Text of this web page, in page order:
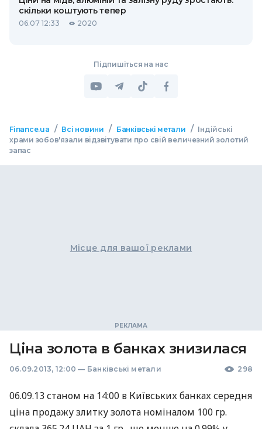
скільки коштують тепер
06.07 12:33 2020
Підпишіться на нас
Finance.ua / Всі новини / Банківські метали / Індійські
храми зобов'язали відзвітувати про свій величезний золотий
запас
Місце для вашої реклами
Ціна золота в банках знизилася
06.09.2013, 12:00 — Банківські метали 298
06.09.13 станом на 14:00 в Київських банках середня
ціна продажу злитку золота номіналом 100 гр.